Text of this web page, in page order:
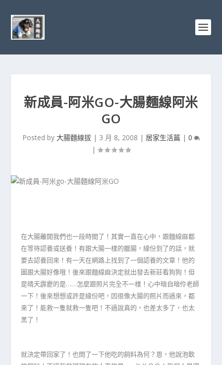
新成員-阿米GO-大腸麵線阿米
GO
Posted by 大腸麵線拔| 3 月 8, 2008 | 居家生活篇| 0
|
在大腸離開我們也一段時間了！其實一直在心中，跟麵線麻都
在等待認養或送養！有跟大腸一樣的臘腸，緣份到了的話，就
要去認養回來！有一天在網路上找到了一個認養的文章！他的
圖跟大腸好像哦！後來跟麵線麻決定就出發去新莊看狗狗！但
是晴天霹靂的是……怎麼跟照片完全不一樣！心中暗自暗伶老師
一下！後來想想或許是緣份吧，因很像大腸的照片而過來，都
來了！能救一隻就救一隻吧！不過說真的，也差太多了，也太
黑了！
就決定帶回家了！也問了一下他吃的飼料為何？恩，他說泡軟